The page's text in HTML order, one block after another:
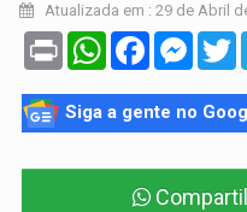
Atualizada em : 29 de Abril
Print WhatsAppFacebook
Siga a gente no